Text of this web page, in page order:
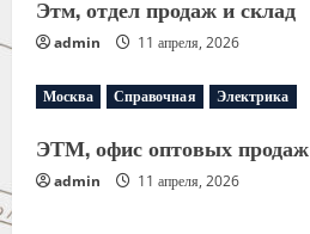
Этм, отдел продаж и склад
admin 11 апреля, 2026
Москва Справочная Электрика
ЭТМ, офис оптовых продаж
admin 11 апреля, 2026